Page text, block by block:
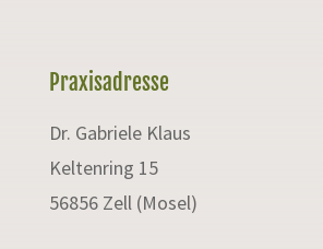
Praxisadresse
Dr. Gabriele Klaus
Keltenring 15
56856 Zell (Mosel)